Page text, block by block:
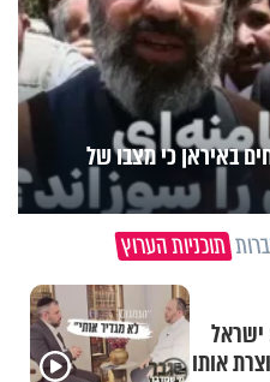
באיראן כי מצבו של
תוכניות הערוץ
ישראל
אותו